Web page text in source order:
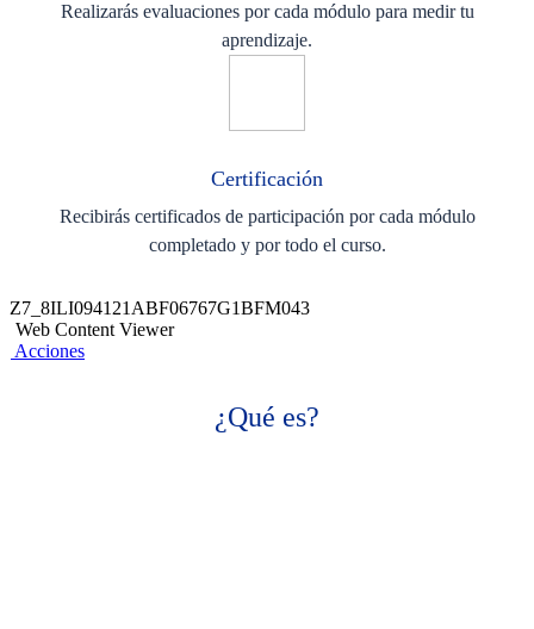
Realizarás evaluaciones por cada módulo para medir tu
aprendizaje.
Certificación
Recibirás certificados de participación por cada módulo
completado y por todo el curso.
Z7_8ILI094121ABF06767G1BFM043
Web Content Viewer
Acciones
¿Qué es?